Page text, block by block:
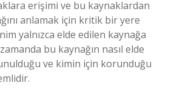
erişimi ve bu kaynaklardan
anlamak için kritik bir yere
yalnızca elde edilen kaynağa
bu kaynağın nasıl elde
ve kimin için korunduğu